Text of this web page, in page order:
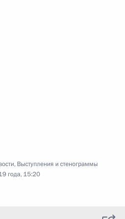
, Выступления и стенограммы
года, 15:20